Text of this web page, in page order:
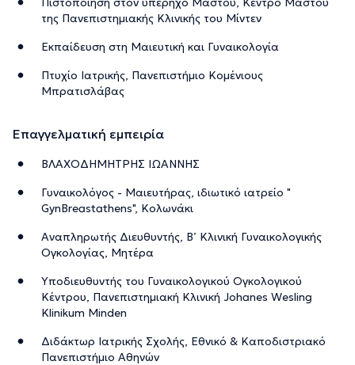
της Πανεπιστημιακής Κλινικής του Μίντεν
Εκπαίδευση στη Μαιευτική και Γυναικολογία
Πτυχίο Ιατρικής, Πανεπιστήμιο Κομένιους
Μπρατισλάβας
Επαγγελματική εμπειρία
ΒΛΑΧΟΔΗΜΗΤΡΗΣ ΙΩΑΝΝΗΣ
Γυναικολόγος - Μαιευτήρας, ιδιωτικό ιατρείο "
GynBreastathens", Κολωνάκι
Αναπληρωτής Διευθυντής, Β’ Κλινική Γυναικολογικής
Ογκολογίας, Μητέρα
Υποδιευθυντής του Γυναικολογικού Ογκολογικού
Κέντρου, Πανεπιστημιακή Κλινική Johanes Wesling
Klinikum Minden
Διδάκτωρ Ιατρικής Σχολής, Εθνικό & Καποδιστριακό
Πανεπιστήμιο Αθηνών